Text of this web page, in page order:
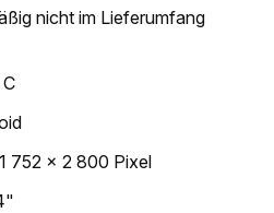
nicht im Lieferumfang
1 752 x 2 800 Pixel